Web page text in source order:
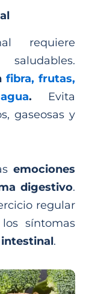
requiere
fibra, frutas,
. Evita
gaseosas y
emociones
digestivo.
regular
síntomas
.